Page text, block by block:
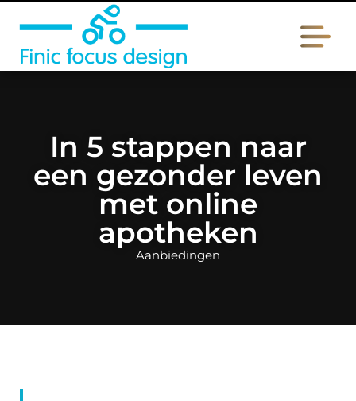
In 5 stappen naar
een gezonder leven
met online
apotheken
Aanbiedingen